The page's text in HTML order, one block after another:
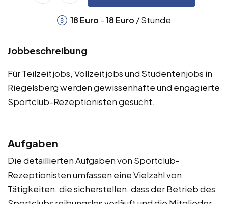
18 Euro -18 Euro / Stunde
Jobbeschreibung
Für Teilzeitjobs, Vollzeitjobs und Studentenjobs in
Riegelsberg werden gewissenhafte und engagierte
Sportclub-Rezeptionisten gesucht.
Aufgaben
Die detaillierten Aufgaben von Sportclub-
Rezeptionisten umfassen eine Vielzahl von
Tätigkeiten, die sicherstellen, dass der Betrieb des